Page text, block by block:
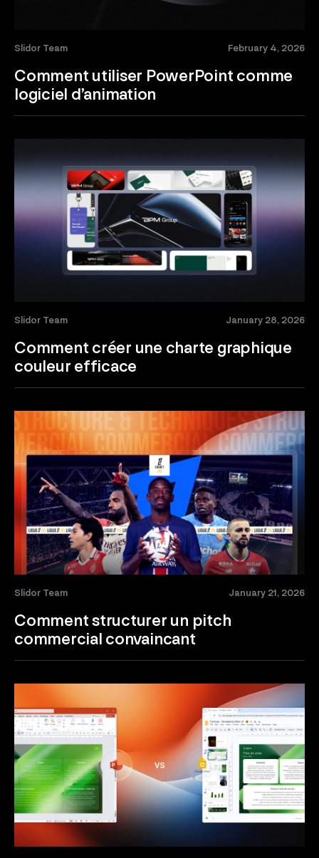
Slidor Team February 4, 2026
Comment utiliser PowerPoint comme
logiciel d’animation
Slidor Team January 28, 2026
Comment créer une charte graphique
couleur efficace
Slidor Team January 21, 2026
Comment structurer un pitch
commercial convaincant